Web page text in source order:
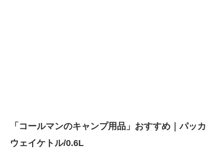
「コールマンのキャンプ用品」おすすめ｜パッカ
ウェイケトル/0.6L